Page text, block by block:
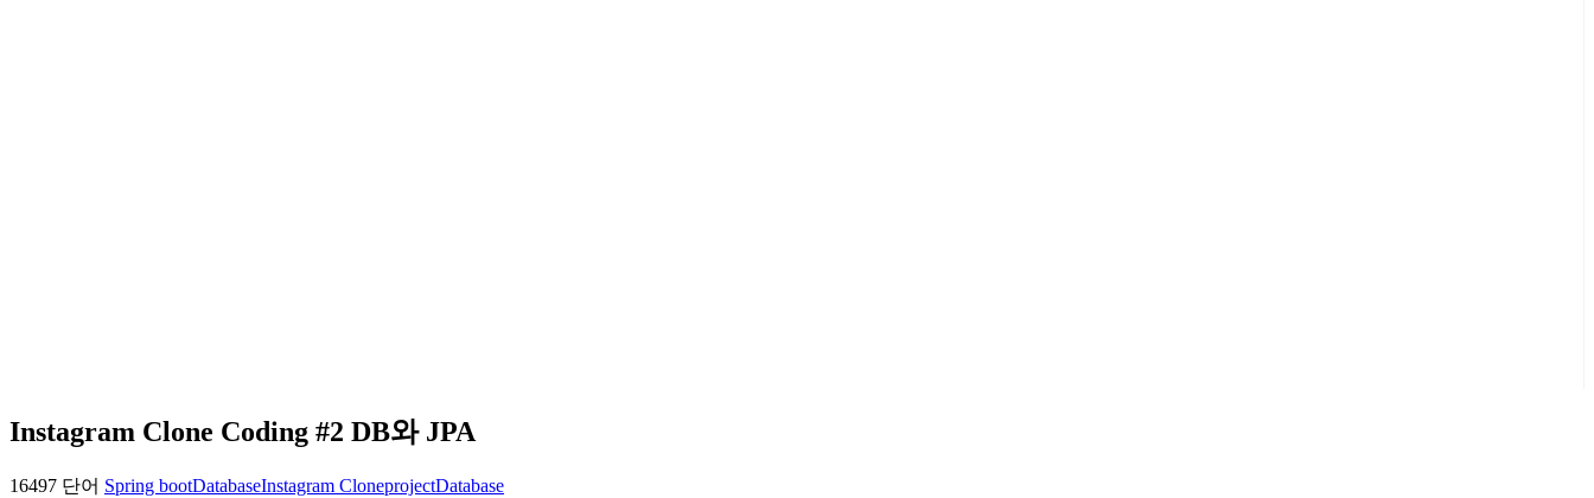
Instagram Clone Coding #2 DB와 JPA
16497 단어 Spring bootDatabaseInstagram CloneprojectDatabase